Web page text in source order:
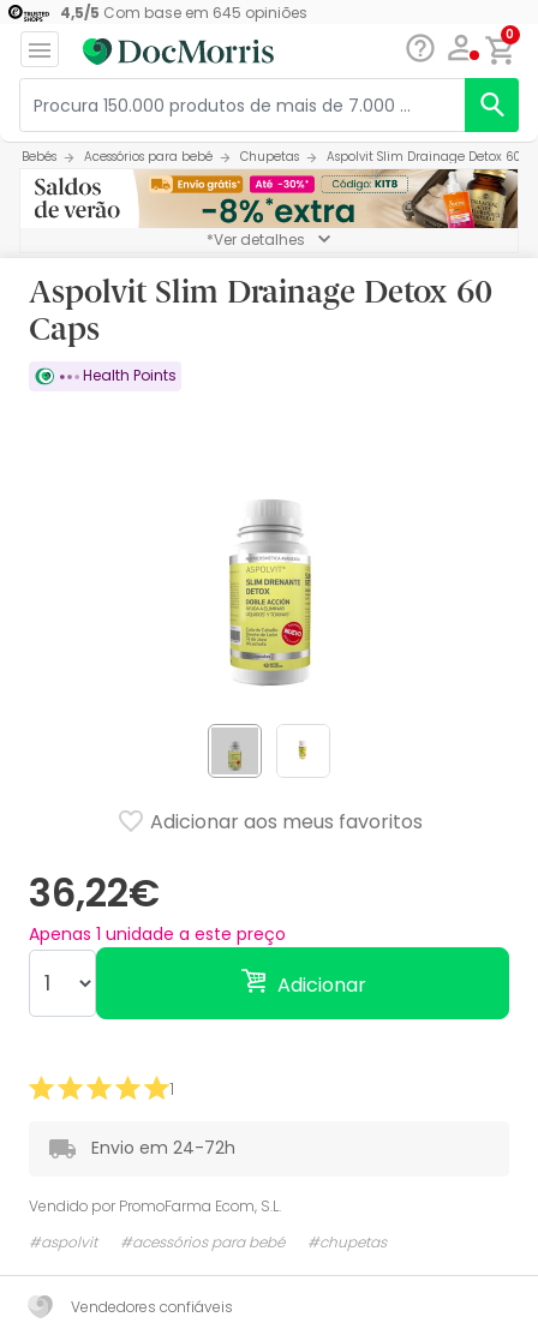
4,5/5 Com base em 645 opiniões
0
Bebés Acessórios para bebé Chupetas Aspolvit Slim Drainage Detox 60
*Ver detalhes
Aspolvit Slim Drainage Detox 60
Caps
Health Points
36,22€
Apenas 1 unidade a este preço
Adicionar
Adicionar aos meus favoritos
1
Envio em 24-72h
Vendido por PromoFarma Ecom, S.L.
#aspolvit
#acessórios para bebé #chupetas
Vendedores confiáveis